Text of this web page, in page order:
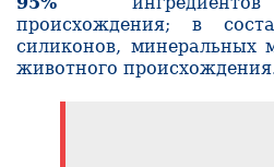
происхождения; в
силиконов, минеральных
животного